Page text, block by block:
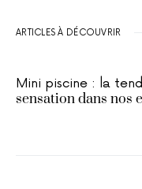
ARTICLES À DÉCOUVRIR
Mini piscine : la
sensation dans nos